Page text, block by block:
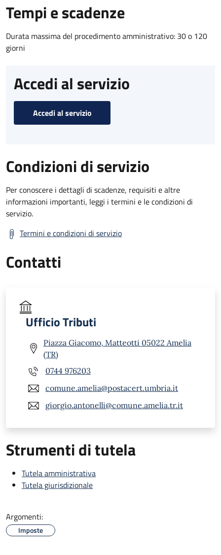
Tempi e scadenze
Durata massima del procedimento amministrativo: 30 o 120
giorni
Accedi al servizio
Accedi al servizio
Condizioni di servizio
Per conoscere i dettagli di scadenze, requisiti e altre
informazioni importanti, leggi i termini e le condizioni di
servizio.
Termini e condizioni di servizio
Contatti
Ufficio Tributi
Piazza Giacomo, Matteotti 05022 Amelia
(TR)
0744 976203
comune.amelia@postacert.umbria.it
giorgio.antonelli@comune.amelia.tr.it
Strumenti di tutela
Tutela amministrativa
Tutela giurisdizionale
Argomenti:
Imposte